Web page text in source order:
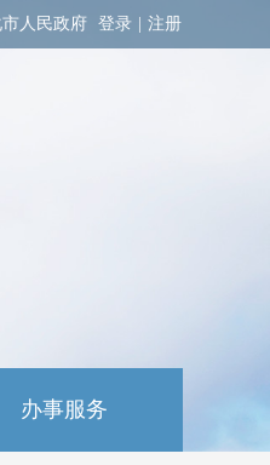
人民政府 登录 注册
办事服务